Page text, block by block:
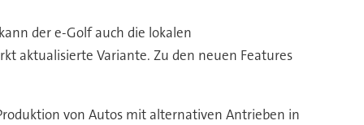
der e-Golf auch die lokalen
aktualisierte Variante. Zu den neuen Features
von Autos mit alternativen Antrieben in